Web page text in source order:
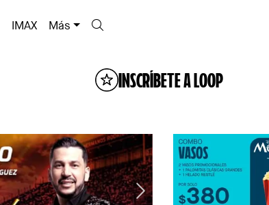
IMAX Más
INSCRÍBETE A LOOP